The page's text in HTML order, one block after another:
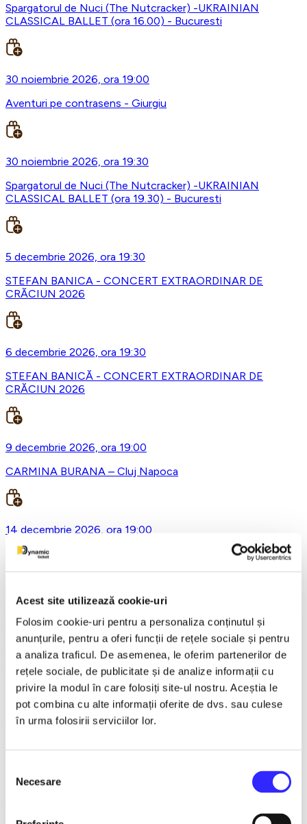
Acest site utilizează cookie-uri
Folosim cookie-uri pentru a personaliza conținutul și
anunțurile, pentru a oferi funcții de rețele sociale și pentru
a analiza traficul. De asemenea, le oferim partenerilor de
rețele sociale, de publicitate și de analize informații cu
privire la modul în care folosiți site-ul nostru. Aceștia le
pot combina cu alte informații oferite de dvs. sau culese
în urma folosirii serviciilor lor.
consimțământului
Necesare
Spargatorul de Nuci (The Nutcracker) -UKRAINIAN
CLASSICAL BALLET (ora 16.00) - Bucuresti
30 noiembrie 2026, ora 19:00
Aventuri pe contrasens - Giurgiu
30 noiembrie 2026, ora 19:30
Spargatorul de Nuci (The Nutcracker) -UKRAINIAN
CLASSICAL BALLET (ora 19.30) - Bucuresti
5 decembrie 2026, ora 19:30
STEFAN BANICA - CONCERT EXTRAORDINAR DE
CRĂCIUN 2026
6 decembrie 2026, ora 19:30
STEFAN BANICĂ - CONCERT EXTRAORDINAR DE
CRĂCIUN 2026
9 decembrie 2026, ora 19:00
CARMINA BURANA – Cluj Napoca
14 decembrie 2026, ora 19:00
Asta-i ce-am avut de zis..- Horațiu Malaele & Nicu Alifantis -
21 decembrie 2026, ora 20:00
REGAL VIENEZ – CONCERT EXTRAORDINAR DE
CRACIUN - Bacau
18 ianuarie 2027, ora 19:00